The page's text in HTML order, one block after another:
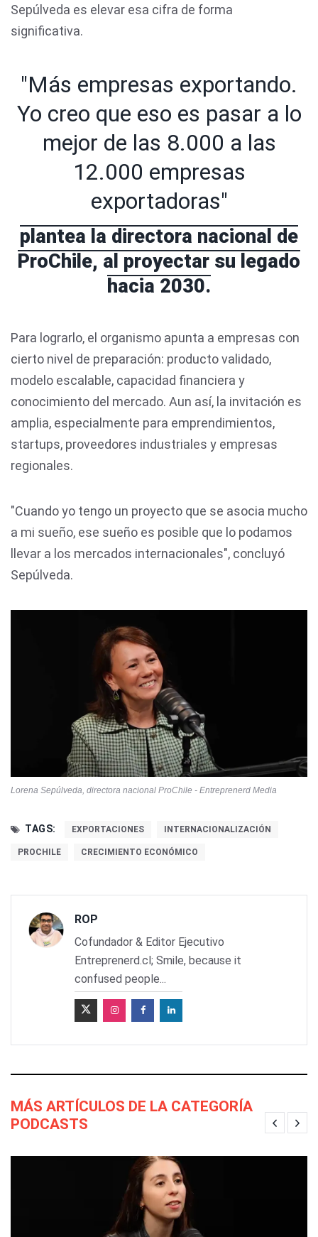
Sepúlveda es elevar esa cifra de forma
significativa.
"Más empresas exportando.
Yo creo que eso es pasar a lo
mejor de las 8.000 a las
12.000 empresas
exportadoras"
plantea la directora nacional de
ProChile, al proyectar su legado
hacia 2030.
Para lograrlo, el organismo apunta a empresas con
cierto nivel de preparación: producto validado,
modelo escalable, capacidad financiera y
conocimiento del mercado. Aun así, la invitación es
amplia, especialmente para emprendimientos,
startups, proveedores industriales y empresas
regionales.
"Cuando yo tengo un proyecto que se asocia mucho
a mi sueño, ese sueño es posible que lo podamos
llevar a los mercados internacionales", concluyó
Sepúlveda.
Lorena Sepúlveda, directora nacional ProChile - Entreprenerd Media
TAGS: EXPORTACIONES INTERNACIONALIZACIÓN
PROCHILE CRECIMIENTO ECONÓMICO
ROP
Cofundador & Editor Ejecutivo
Entreprenerd.cl; Smile, because it
confused people...
MÁS ARTÍCULOS DE LA CATEGORÍA
PODCASTS